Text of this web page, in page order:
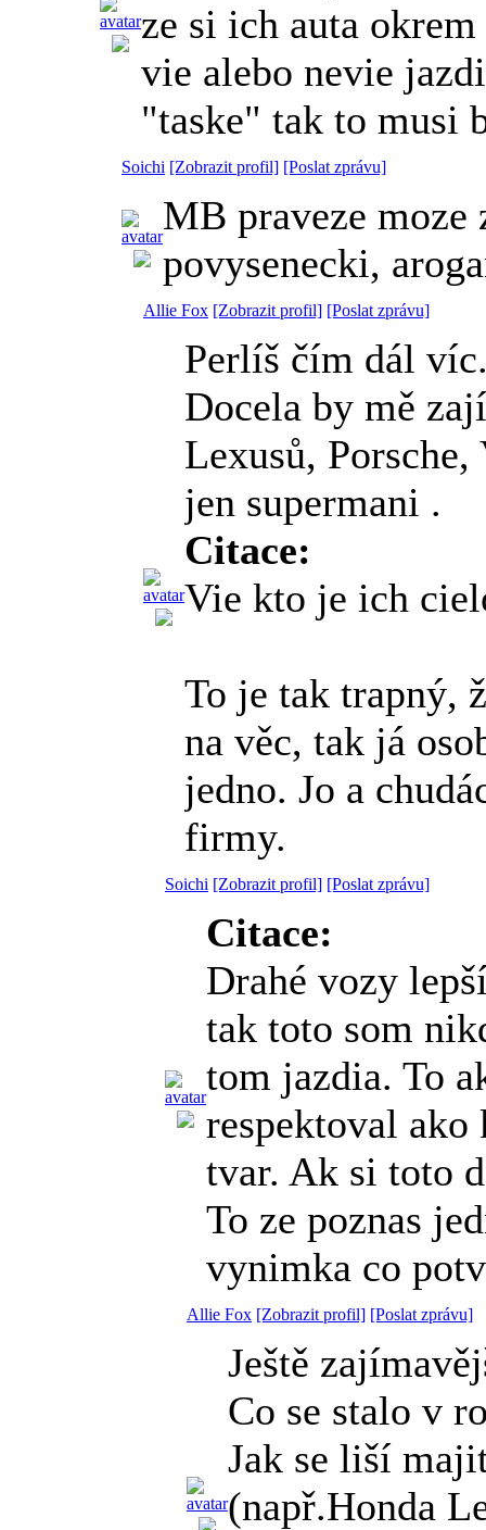
ze si ich auta
vie alebo nevie
"taske" tak to musi
Soichi [Zobrazit profil] [Poslat zprávu]
MB praveze
povysenecki,
Allie Fox [Zobrazit profil] [Poslat zprávu]
Perlíš čím dál
Docela by mě
Lexusů,
jen supermani .
Citace:
Vie kto je ich
To je tak trapný,
na věc, tak já
jedno. Jo a
firmy.
Soichi [Zobrazit profil] [Poslat zprávu]
Citace:
Drahé vozy
tak toto som
tom jazdia. To
respektoval ako
tvar. Ak si toto
To ze poznas
vynimka co
Allie Fox [Zobrazit profil] [Poslat zprávu]
Ještě
Co se stalo v
Jak se liší
(např.Honda